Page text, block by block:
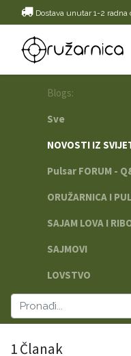
Dostava unutar 1-2 radna
Blogs:
Sve
NOVOSTI IZ
Pulsar FORUM -
ORUŽARNICA I
SAJAM LOVA I
SAJMOVI
LOVSTVO
1 Članak